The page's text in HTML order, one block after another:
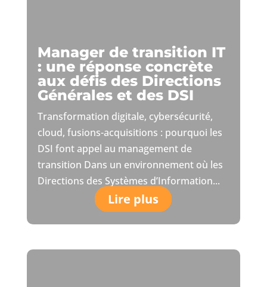
Manager de transition IT
: une réponse concrète
aux défis des Directions
Générales et des DSI
Transformation digitale, cybersécurité,
cloud, fusions-acquisitions : pourquoi les
DSI font appel au management de
transition Dans un environnement où les
Directions des Systèmes d’Information...
Lire plus